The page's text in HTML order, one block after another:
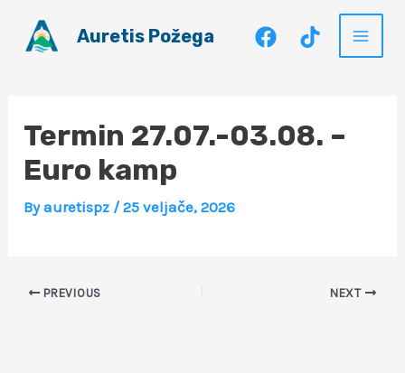
Auretis Požega
Main
Termin 27.07.-03.08. –
Euro kamp
Byauretispz /25 veljače, 2026
PREVIOUS NEXT